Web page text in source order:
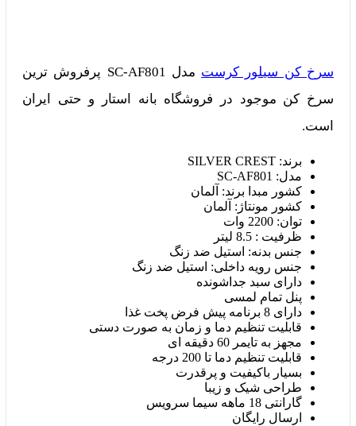
سرخ کن سیلور کرست
مدل SC-AF801 پرفروش ترین
سرخ کن موجود در فروشگاه بانه استار و حتی ایران
است.
برند: SILVER CREST
مدل: SC-AF801
کشور مبدا برند: آلمان
کشور مونتاژ: آلمان
توان: 2200 وات
ظرفیت : 8.5 لیتر
جنس بدنه: استیل ضد زنگ
جنس رویه داخلی: استیل ضد زنگ
دارای سبد جداشونده
پنل تمام لمسی
دارای 8 برنامه پیش فرض پخت غذا
قابلیت تنظیم دما و زمان به صورت دستی
مجهز به تایمر 60 دقیقه ای
قابلیت تنظیم دما تا 200 درجه
بسیار باکیفیت و پرقدرت
طراحی شیک و زیبا
گارانتی 18 ماهه سیما سرویس
ارسال رایگان